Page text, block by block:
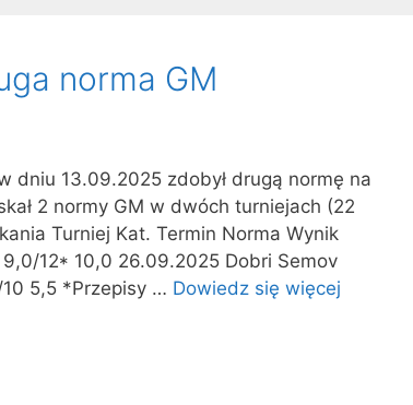
norma GM
dniu 13.09.2025 zdobył drugą normę na
2 normy GM w dwóch turniejach (22
Turniej Kat. Termin Norma Wynik
9,0/12* 10,0 26.09.2025 Dobri Semov
5,5 *Przepisy … Dowiedz się więcej